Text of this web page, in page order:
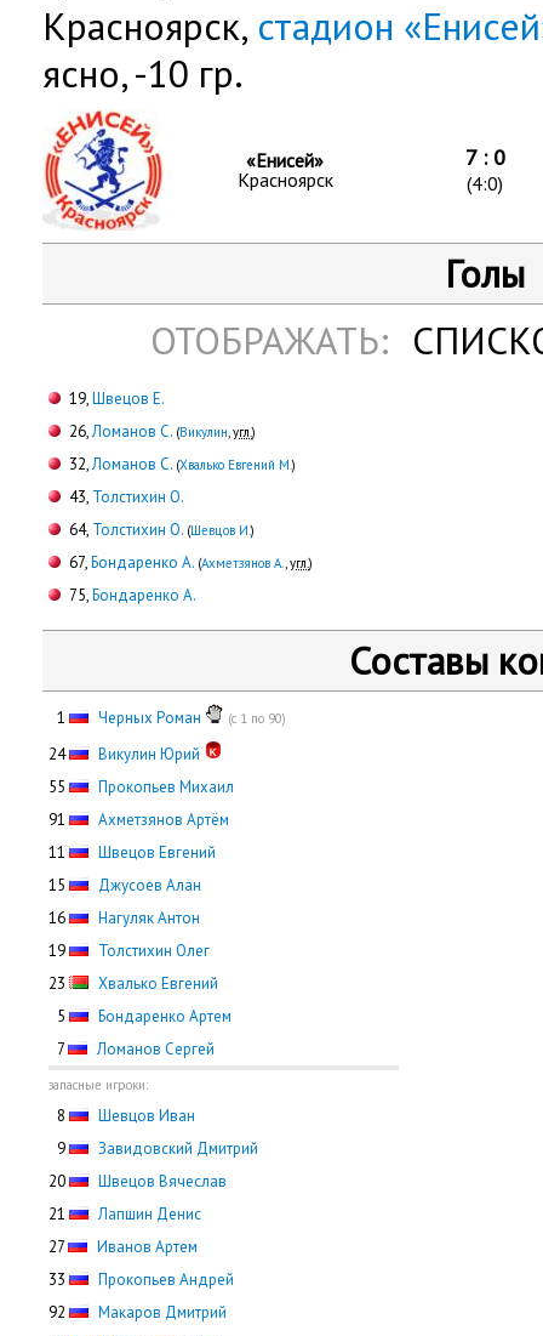
Красноярск, стадион
ясно, -10 гр.
«Енисей»
Красноярск
7 : 0
(4:0)
Голы
ОТОБРАЖАТЬ:
19,Швецов Е.
26,Ломанов С. (Викулин,угл.)
32,Ломанов С. (Хвалько Евгений М.)
43, Толстихин О.
64, Толстихин О. (Шевцов И.)
67,Бондаренко А. (Ахметзянов А.,угл.)
75,Бондаренко А.
Составы
1 Черных Роман (с 1 по 90)
24
Викулин Юрий
55
Прокопьев Михаил
91
Ахметзянов Артём
11
Швецов Евгений
15
Джусоев Алан
16
Нагуляк Антон
19
Толстихин Олег
23
Хвалько Евгений
5
Бондаренко Артем
7 Ломанов Сергей
запасные игроки:
8
Шевцов Иван
9
Завидовский Дмитрий
20
Швецов Вячеслав
21
Лапшин Денис
27
Иванов Артем
33
Прокопьев Андрей
92
Макаров Дмитрий